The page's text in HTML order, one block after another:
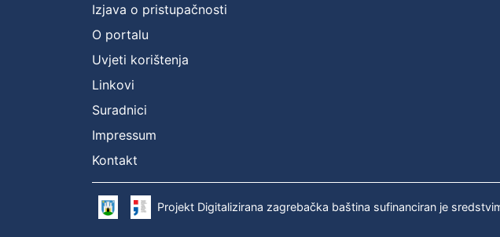
Izjava o pristupačnosti
O portalu
Uvjeti korištenja
Linkovi
Suradnici
Impressum
Kontakt
Projekt Digitalizirana zagrebačka baština sufinanciran je